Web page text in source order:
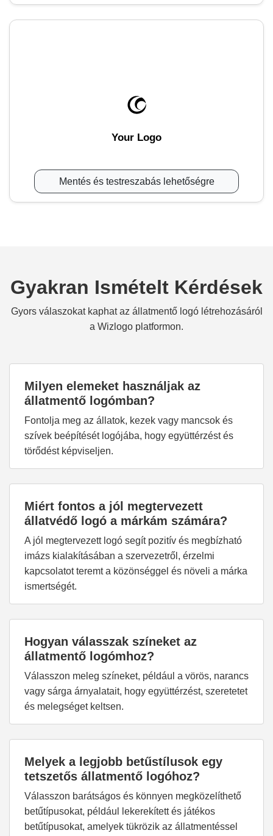
Your Logo
Mentés és testreszabás lehetőségre
Gyakran Ismételt Kérdések
Gyors válaszokat kaphat az állatmentő logó létrehozásáról
a Wizlogo platformon.
Milyen elemeket használjak az
állatmentő logómban?
Fontolja meg az állatok, kezek vagy mancsok és
szívek beépítését logójába, hogy együttérzést és
törődést képviseljen.
Miért fontos a jól megtervezett
állatvédő logó a márkám számára?
A jól megtervezett logó segít pozitív és megbízható
imázs kialakításában a szervezetről, érzelmi
kapcsolatot teremt a közönséggel és növeli a márka
ismertségét.
Hogyan válasszak színeket az
állatmentő logómhoz?
Válasszon meleg színeket, például a vörös, narancs
vagy sárga árnyalatait, hogy együttérzést, szeretetet
és melegséget keltsen.
Melyek a legjobb betűstílusok egy
tetszetős állatmentő logóhoz?
Válasszon barátságos és könnyen megközelíthető
betűtípusokat, például lekerekített és játékos
betűtípusokat, amelyek tükrözik az állatmentéssel